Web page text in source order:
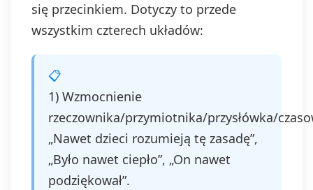
się przecinkiem. Dotyczy to przede
wszystkim czterech układów:
1) Wzmocnienie
rzeczownika/przymiotnika/przysłówka/
„Nawet dzieci rozumieją tę zasadę”,
„Było nawet ciepło”, „On nawet
podziękował”.